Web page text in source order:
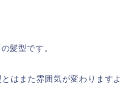
髪型です。
はまた雰囲気が変わりますよ